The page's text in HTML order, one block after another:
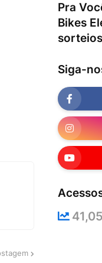
Pra
Bikes
Siga-